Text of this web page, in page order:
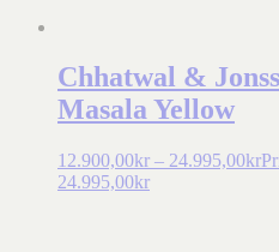
Chhatwal &
Masala Yellow
12.900,00kr – 24.995,00kr
24.995,00kr